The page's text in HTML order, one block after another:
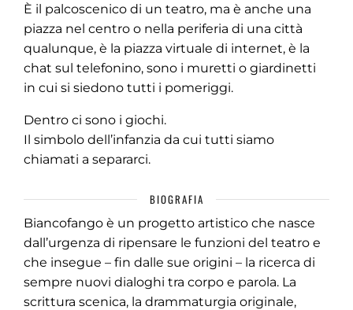
È il palcoscenico di un teatro, ma è anche una
piazza nel centro o nella periferia di una città
qualunque, è la piazza virtuale di internet, è la
chat sul telefonino, sono i muretti o giardinetti
in cui si siedono tutti i pomeriggi.
Dentro ci sono i giochi.
Il simbolo dell’infanzia da cui tutti siamo
chiamati a separarci.
BIOGRAFIA
Biancofango è un progetto artistico che nasce
dall’urgenza di ripensare le funzioni del teatro e
che insegue – fin dalle sue origini – la ricerca di
sempre nuovi dialoghi tra corpo e parola. La
scrittura scenica, la drammaturgia originale,